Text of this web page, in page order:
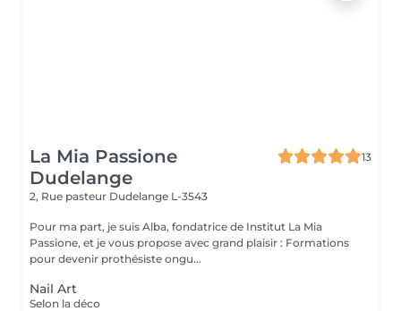
La Mia Passione
Dudelange
13
2, Rue pasteur Dudelange L-3543
Pour ma part, je suis Alba, fondatrice de Institut La Mia
Passione, et je vous propose avec grand plaisir : Formations
pour devenir prothésiste ongu...
Nail Art
Selon la déco